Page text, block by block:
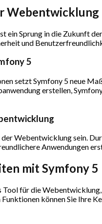
Webentwicklung
ein Sprung in die Zukunft
und
5
setzt Symfony 5 neue
erstellen,
Webentwicklung sein.
Anwendungen
mit Symfony 5
für die
können Sie Ihre